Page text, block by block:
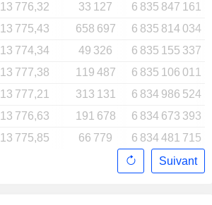
13 776,32 33 127
6 835 847 161
13 775,43 658 697
6 835 814 034
13 774,34 49 326
6 835 155 337
13 777,38 119 487
6 835 106 011
13 777,21 313 131
6 834 986 524
13 776,63 191 678
6 834 673 393
13 775,85 66 779
6 834 481 715
Suivant